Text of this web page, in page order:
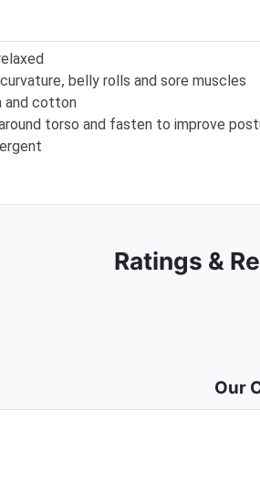
belly rolls and sore muscles
and cotton
torso and fasten to improve
Ratings &
Our